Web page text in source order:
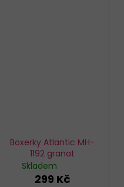
Boxerky Atlantic MH-
1192 granat
Skladem
299 Kč